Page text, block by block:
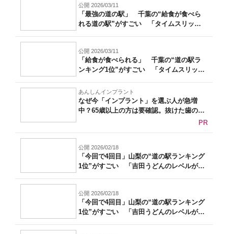
公開 2026/03/11
「最強の道の駅」 千葉の“給食が食べら
れる道の駅”がすごい 「タイムスリップ
公開 2026/03/11
「給食が食べられる」 千葉の“道の駅ラ
ンキング1位”がすごい 「タイムスリップ
あんしんインプラント
なぜ今「インプラント」を選ぶ人が急増
中？65歳以上の方は要確認。抜けた歯の放
PR
公開 2026/02/18
「今回で4回目」山梨の“道の駅ランキング
1位”がすごい 「吉田うどんのレベルが
公開 2026/02/18
「今回で4回目」山梨の“道の駅ランキング
1位”がすごい 「吉田うどんのレベルが